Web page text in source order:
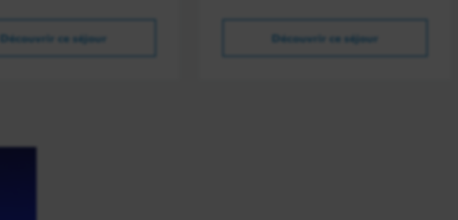
Découvrir ce séjour Découvrir ce séjour